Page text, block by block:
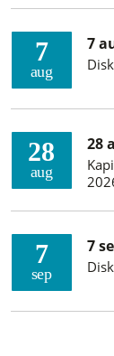
7
aug
7
28
aug
28
7
sep
7